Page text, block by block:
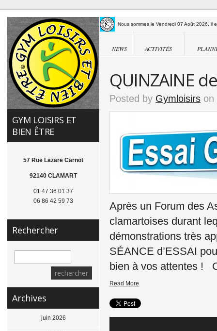
Nous sommes le Vendredi 07 Août 2026,
NEWS ACTIVITÉS
QUINZAINE
Posted by Gymloisirs on
Après un Forum des
clamartoises durant
démonstrations
SÉANCE d’ESSAI
bien à vos attentes !
Read More
GYM LOISIRS ET
BIEN ÊTRE
57 Rue Lazare Carnot
92140 CLAMART
01 47 36 01 37
06 86 42 59 73
Rechercher
Archives
juin 2026